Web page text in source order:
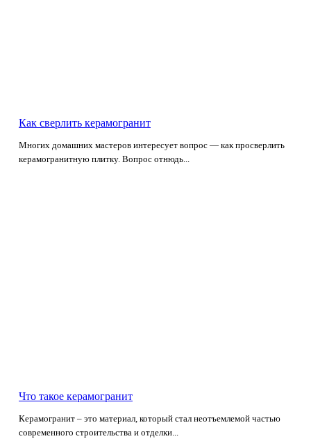
Как сверлить керамогранит
Многих домашних мастеров интересует вопрос — как просверлить
керамогранитную плитку. Вопрос отнюдь...
Что такое керамогранит
Керамогранит – это материал, который стал неотъемлемой частью
современного строительства и отделки...